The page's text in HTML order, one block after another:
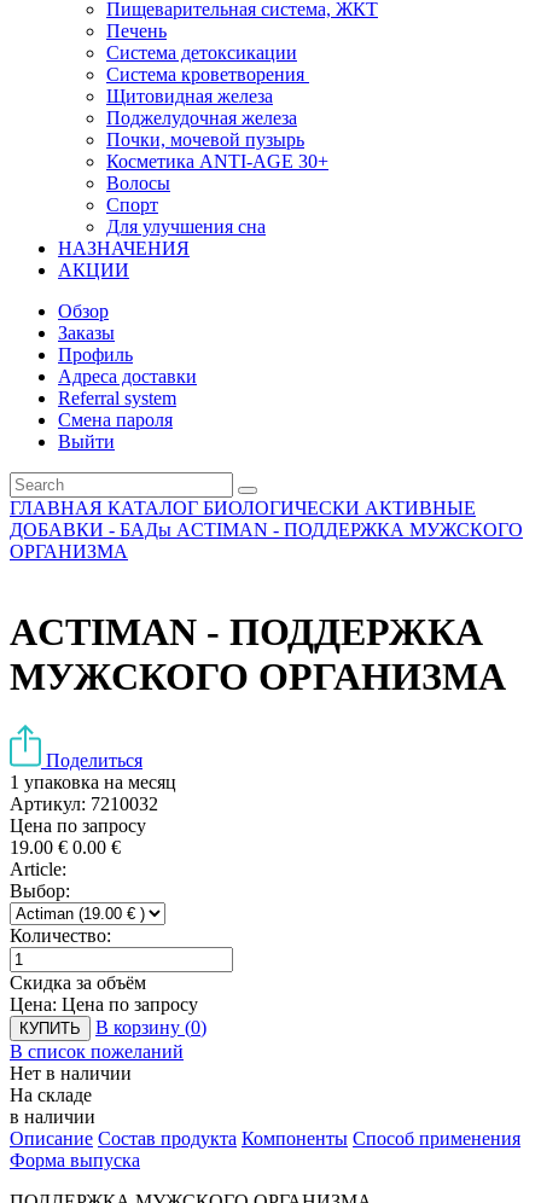
Пищеварительная система, ЖКТ
Печень
Система детоксикации
Система кроветворения
Щитовидная железа
Поджелудочная железа
Почки, мочевой пузырь
Косметика ANTI-AGE 30+
Волосы
Спорт
Для улучшения сна
НАЗНАЧЕНИЯ
АКЦИИ
Обзор
Заказы
Профиль
Адреса доставки
Referral system
Смена пароля
Выйти
ГЛАВНАЯ КАТАЛОГ БИОЛОГИЧЕСКИ АКТИВНЫЕ
ДОБАВКИ - БАДы ACTIMAN - ПОДДЕРЖКА МУЖСКОГО
ОРГАНИЗМА
ACTIMAN - ПОДДЕРЖКА
МУЖСКОГО ОРГАНИЗМА
Поделиться
1 упаковка на месяц
Артикул: 7210032
Цена по запросу
19.00 € 0.00 €
Article:
Выбор:
Количество:
Скидка за объём
Цена: Цена по запросу
КУПИТЬ В корзину (0)
В список пожеланий
Нет в наличии
На складе
в наличии
Описание Состав продукта Компоненты Способ применения
Форма выпуска